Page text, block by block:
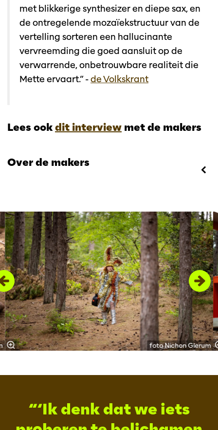
met blikkerige synthesizer en diepe sax, en
de ontregelende mozaïekstructuur van de
vertelling sorteren een hallucinante
vervreemding die goed aansluit op de
verwarrende, onbetrouwbare realiteit die
Mette ervaart.” -de Volkskrant
Lees ookdit interview met de makers
Over de makers
Overslaan
foto Nichon Glerum
‘Ik denk dat we iets